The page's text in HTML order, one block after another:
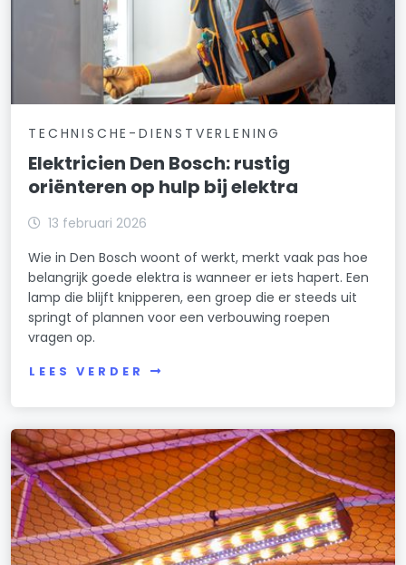
TECHNISCHE-DIENSTVERLENING
Elektricien Den Bosch: rustig
oriënteren op hulp bij elektra
13 februari 2026
Wie in Den Bosch woont of werkt, merkt vaak pas hoe
belangrijk goede elektra is wanneer er iets hapert. Een
lamp die blijft knipperen, een groep die er steeds uit
springt of plannen voor een verbouwing roepen
vragen op.
LEES VERDER